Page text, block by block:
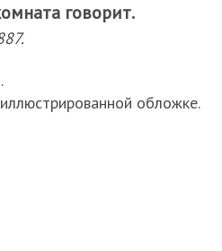
говорит.
обложке.